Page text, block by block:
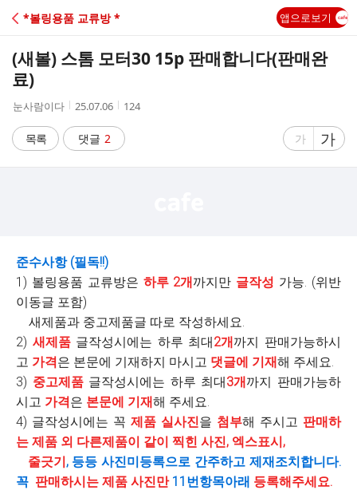
C
A
*볼링용품 교류방 * 앱으로보기
(새볼) 스톰 모터30 15p 판매합니다(판매완
료)
작
자
눈사람이다
작
시
간
25.07.06
조
수
124
목록 댓글 2
글
가
글
자
가
준수사항 (필독!!)
1) 볼링용품 교류방은 하루 2개까지만 글작성 가능. (위반
이동글 포함)
새제품과 중고제품글 따로 작성하세요.
2) 새제품글작성시에는 하루 최대2개까지 판매가능하시
고 가격은 본문에 기재하지 마시고 댓글에 기재해 주세요.
3) 중고제품글작성시에는 하루 최대3개까지 판매가능하
시고 가격은 본문에 기재해 주세요.
4) 글작성시에는 꼭 제품 실사진을 첨부해 주시고 판매하
는 제품 외 다른제품이 같이 찍힌 사진, 엑스표시,
줄긋기, 등등 사진미등록으로 간주하고 제재조치합니다.
꼭 판매하시는 제품 사진만 11번항목아래 등록해주세요.